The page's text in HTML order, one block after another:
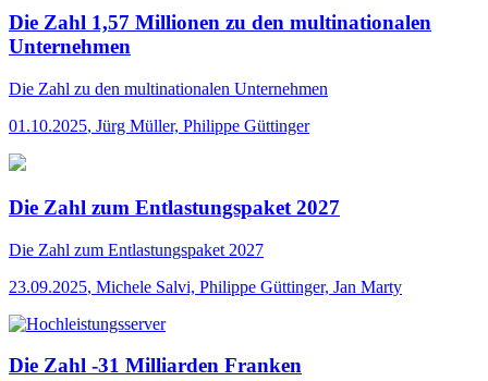
Die Zahl 1,57 Millionen zu den multinationalen
Unternehmen
Die Zahl zu den multinationalen Unternehmen
01.10.2025, Jürg Müller, Philippe Güttinger
Die Zahl zum Entlastungspaket 2027
Die Zahl zum Entlastungspaket 2027
23.09.2025, Michele Salvi, Philippe Güttinger, Jan Marty
Die Zahl -31 Milliarden Franken